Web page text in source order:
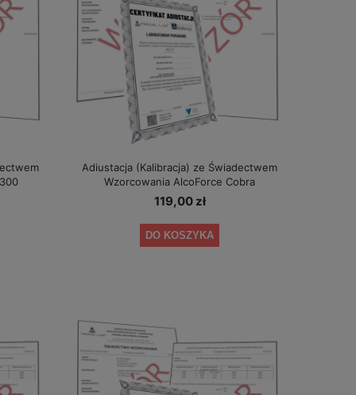
Adiustacja (Kalibracja) ze Świadectwem
Wzorcowania AlcoForce Cobra
119,00 zł
DO KOSZYKA